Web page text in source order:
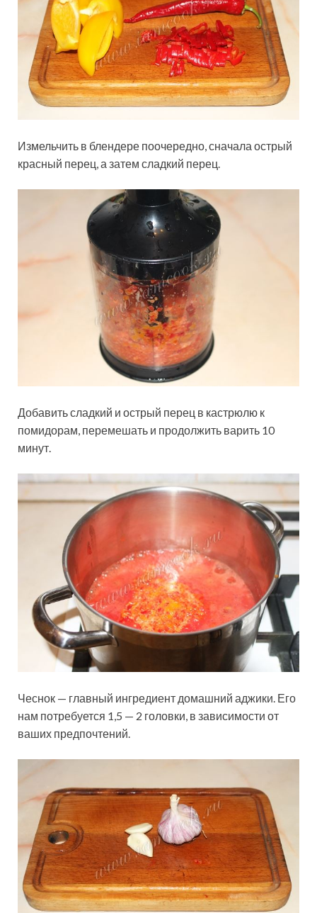
Измельчить в блендере поочередно, сначала острый
красный перец, а затем сладкий перец.
Добавить сладкий и острый перец в кастрюлю к
помидорам, перемешать и продолжить варить 10
минут.
Чеснок — главный ингредиент домашний аджики. Его
нам потребуется 1,5 — 2 головки, в зависимости от
ваших предпочтений.